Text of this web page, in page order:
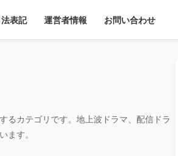
表記 運営者情報 お問い合わせ
るカテゴリです。地上波ドラマ、配信ドラ
ます。